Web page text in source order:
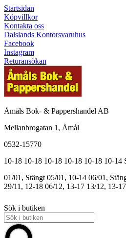
Startsidan
Köpvillkor
Kontakta oss
Dalslands Kontorsvaruhus
Facebook
Instagram
Returansökan
Åmåls Bok- & Pappershandel AB
Mellanbrogatan 1, Åmål
0532-15770
10-18 10-18 10-18 10-18 10-18 10-14
01/01, Stängt 05/01, 10-14 06/01,
29/11, 12-18 06/12, 13-17 13/12, 13-17
Sök i butiken